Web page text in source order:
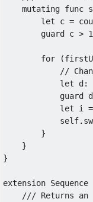
mutating func
let c =
guard c > 1
for (
let d:
guard d
let i =
self.
}
}
}
extension Sequence